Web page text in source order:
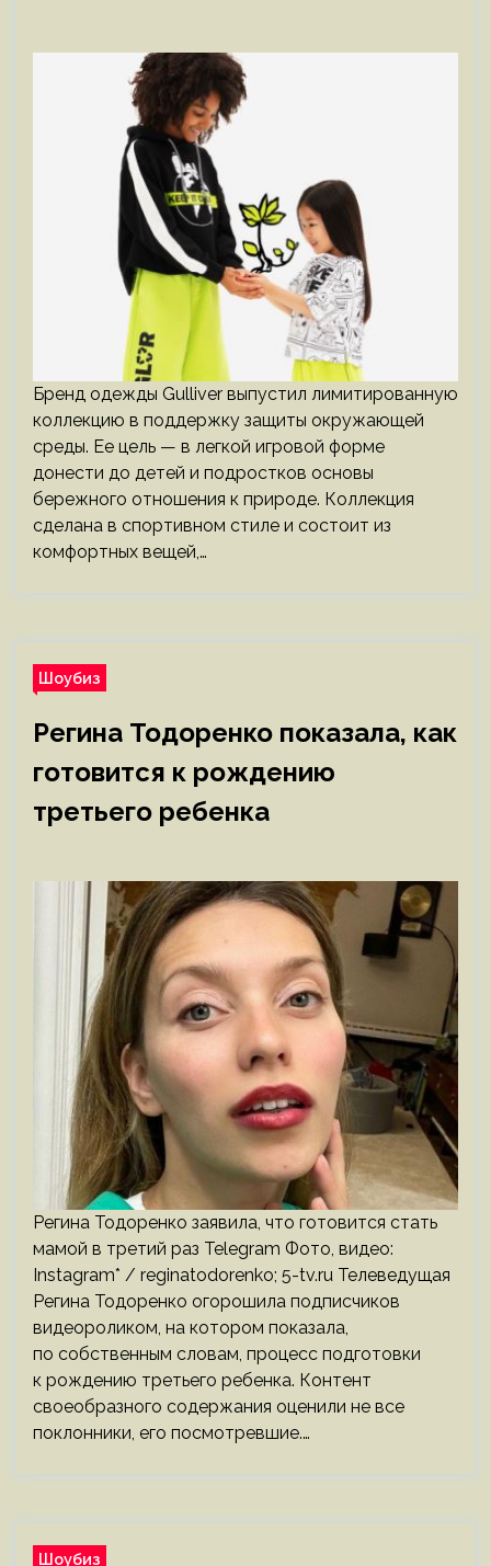
Бренд одежды Gulliver выпустил лимитированную
коллекцию в поддержку защиты окружающей
среды. Ее цель — в легкой игровой форме
донести до детей и подростков основы
бережного отношения к природе. Коллекция
сделана в спортивном стиле и состоит из
комфортных вещей,…
Шоубиз
Регина Тодоренко показала, как
готовится к рождению
третьего ребенка
Регина Тодоренко заявила, что готовится стать
мамой в третий раз Telegram Фото, видео:
Instagram* / reginatodorenko; 5-tv.ru Телеведущая
Регина Тодоренко огорошила подписчиков
видеороликом, на котором показала,
по собственным словам, процесс подготовки
к рождению третьего ребенка. Контент
своеобразного содержания оценили не все
поклонники, его посмотревшие.…
Шоубиз